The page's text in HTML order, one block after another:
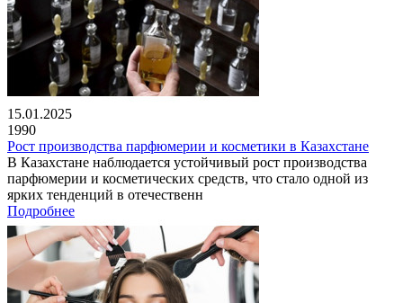
15.01.2025
1990
Рост производства парфюмерии и косметики в Казахстане
В Казахстане наблюдается устойчивый рост производства
парфюмерии и косметических средств, что стало одной из
ярких тенденций в отечественн
Подробнее